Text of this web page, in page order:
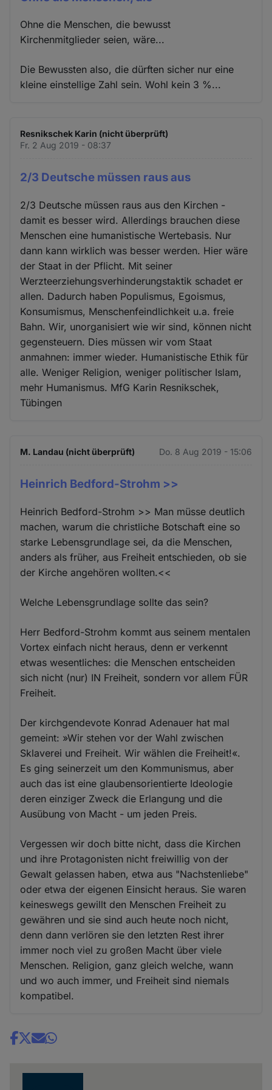
Ohne die Menschen, die bewusst
Kirchenmitglieder seien, wäre...
Die Bewussten also, die dürften sicher nur eine
kleine einstellige Zahl sein. Wohl kein 3 %...
Resnikschek Karin (nicht überprüft)
Fr. 2 Aug 2019 - 08:37
2/3 Deutsche müssen raus aus
2/3 Deutsche müssen raus aus den Kirchen -
damit es besser wird. Allerdings brauchen diese
Menschen eine humanistische Wertebasis. Nur
dann kann wirklich was besser werden. Hier wäre
der Staat in der Pflicht. Mit seiner
Werzteerziehungsverhinderungstaktik schadet er
allen. Dadurch haben Populismus, Egoismus,
Konsumismus, Menschenfeindlichkeit u.a. freie
Bahn. Wir, unorganisiert wie wir sind, können nicht
gegensteuern. Dies müssen wir vom Staat
anmahnen: immer wieder. Humanistische Ethik für
alle. Weniger Religion, weniger politischer Islam,
mehr Humanismus. MfG Karin Resnikschek,
Tübingen
M. Landau (nicht überprüft) Do. 8 Aug 2019 - 15:06
Heinrich Bedford-Strohm >>
Heinrich Bedford-Strohm >> Man müsse deutlich
machen, warum die christliche Botschaft eine so
starke Lebensgrundlage sei, da die Menschen,
anders als früher, aus Freiheit entschieden, ob sie
der Kirche angehören wollten.<<
Welche Lebensgrundlage sollte das sein?
Herr Bedford-Strohm kommt aus seinem mentalen
Vortex einfach nicht heraus, denn er verkennt
etwas wesentliches: die Menschen entscheiden
sich nicht (nur) IN Freiheit, sondern vor allem FÜR
Freiheit.
Der kirchgendevote Konrad Adenauer hat mal
gemeint: »Wir stehen vor der Wahl zwischen
Sklaverei und Freiheit. Wir wählen die Freiheit!«.
Es ging seinerzeit um den Kommunismus, aber
auch das ist eine glaubensorientierte Ideologie
deren einziger Zweck die Erlangung und die
Ausübung von Macht - um jeden Preis.
Vergessen wir doch bitte nicht, dass die Kirchen
und ihre Protagonisten nicht freiwillig von der
Gewalt gelassen haben, etwa aus "Nachstenliebe"
oder etwa der eigenen Einsicht heraus. Sie waren
keineswegs gewillt den Menschen Freiheit zu
gewähren und sie sind auch heute noch nicht,
denn dann verlören sie den letzten Rest ihrer
immer noch viel zu großen Macht über viele
Menschen. Religion, ganz gleich welche, wann
und wo auch immer, und Freiheit sind niemals
kompatibel.
Share